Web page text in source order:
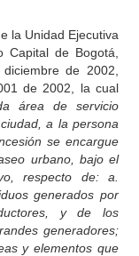
la Unidad Ejecutiva
Capital de Bogotá,
de 2002,
de 2002, la cual
área de servicio
a la persona
se encargue
urbano, bajo el
respecto de: a.
generados por
y de los
generadores;
y elementos que